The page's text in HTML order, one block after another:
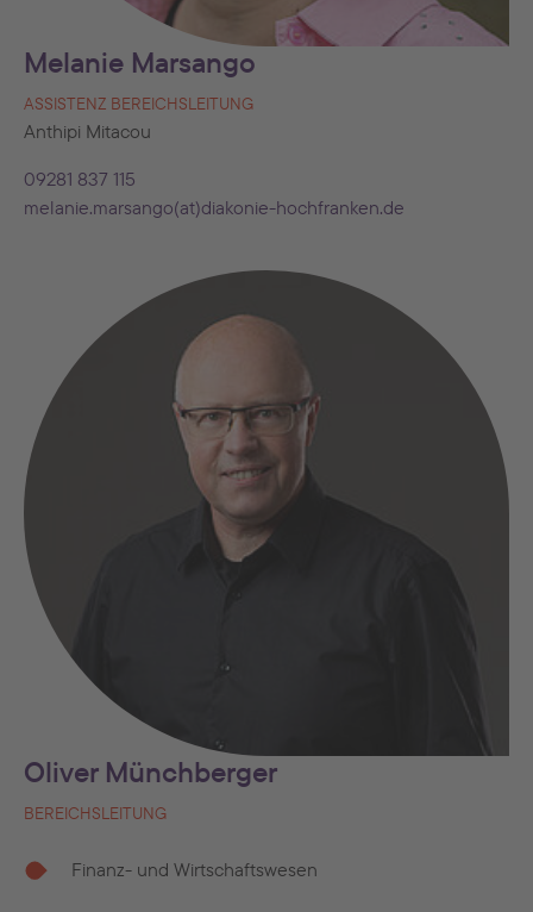
Melanie Marsango
ASSISTENZ BEREICHSLEITUNG
Anthipi Mitacou
09281 837 115
melanie.marsango(at)diakonie-hochfranken.de
Oliver Münchberger
BEREICHSLEITUNG
Finanz- und Wirtschaftswesen